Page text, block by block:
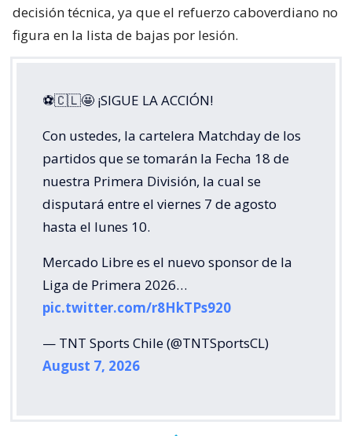
decisión técnica, ya que el refuerzo caboverdiano no
figura en la lista de bajas por lesión.
⚽🇨🇱🤩 ¡SIGUE LA ACCIÓN!
Con ustedes, la cartelera Matchday de los
partidos que se tomarán la Fecha 18 de
nuestra Primera División, la cual se
disputará entre el viernes 7 de agosto
hasta el lunes 10.
Mercado Libre es el nuevo sponsor de la
Liga de Primera 2026…
pic.twitter.com/r8HkTPs920
— TNT Sports Chile (@TNTSportsCL)
August 7, 2026